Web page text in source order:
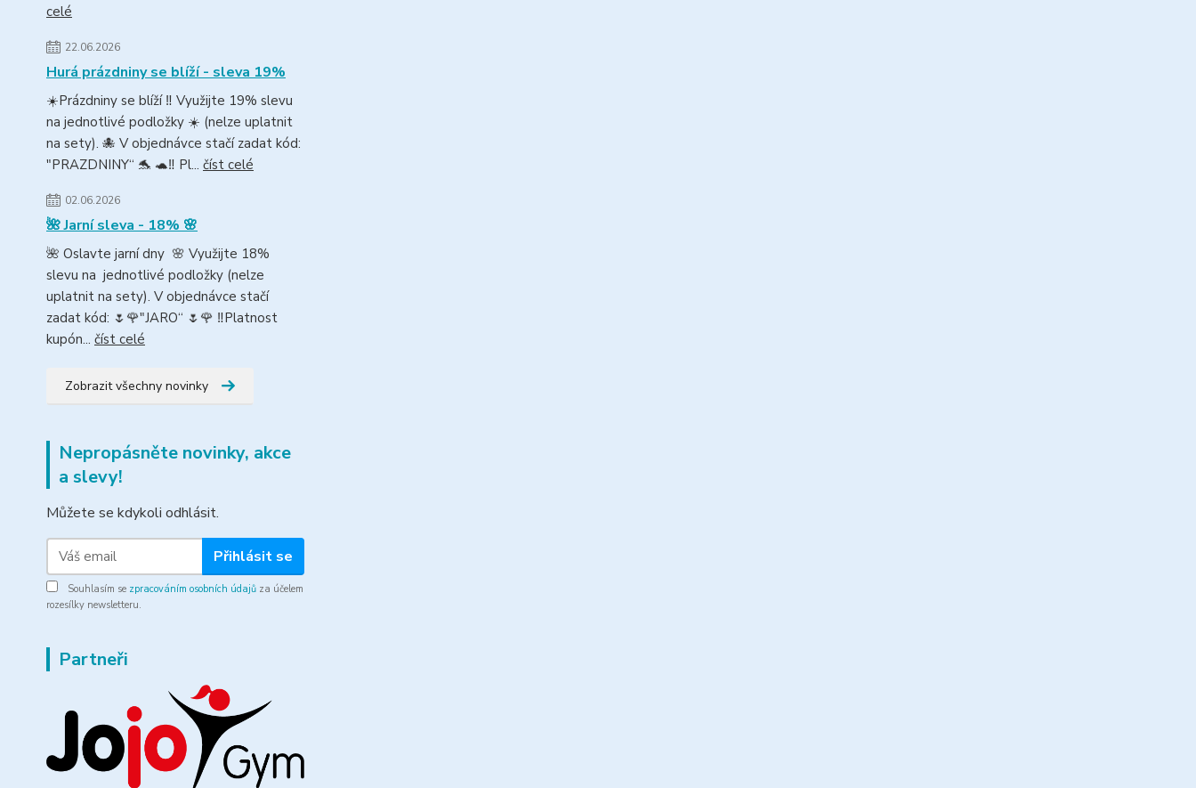
celé
22.06.2026
Hurá prázdniny se blíží - sleva 19%
☀️Prázdniny se blíží ‼️ Využijte 19% slevu
na jednotlivé podložky ☀️ (nelze uplatnit
na sety). 🐙 V objednávce stačí zadat kód:
"PRAZDNINY“ 🐬 🐢‼️ Pl... číst celé
02.06.2026
🌺 Jarní sleva - 18% 🌸
🌺 Oslavte jarní dny 🌸 Využijte 18%
slevu na jednotlivé podložky (nelze
uplatnit na sety). V objednávce stačí
zadat kód: 🌷🌹"JARO“ 🌷🌹 ‼️Platnost
kupón... číst celé
Zobrazit všechny novinky
Nepropásněte novinky, akce
a slevy!
Můžete se kdykoli odhlásit.
Přihlásit se
Souhlasím se zpracováním osobních údajů za účelem
rozesílky newsletteru.
Partneři